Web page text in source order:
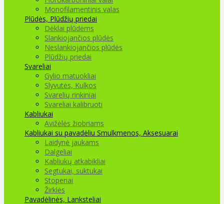
Monofilamentinis valas
Plūdės, Plūdžių priedai
Dėklai plūdėms
Slankiojančios plūdės
Neslankiojančios plūdės
Plūdžių priedai
Svareliai
Gylio matuokliai
Slyvutės, Kulkos
Svarelių rinkiniai
Svareliai kalibruoti
Kabliukai
Avižėlės žiobriams
Kabliukai su pavadėliu Smulkmenos, Aksesuarai
Laidynė jaukams
Dalgeliai
Kabliukų atkabikliai
Segtukai, suktukai
Stoperiai
Žirklės
Pavadėlinės, Lanksteliai